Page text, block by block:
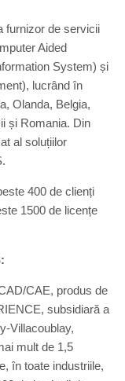
furnizor de servicii
Aided
System) și
lucrând în
Olanda, Belgia,
și Romania. Din
al soluțiilor
400 de clienți
1500 de licențe
CAE, produs de
subsidiară a
Villacoublay,
mult de 1,5
în toate industriile,